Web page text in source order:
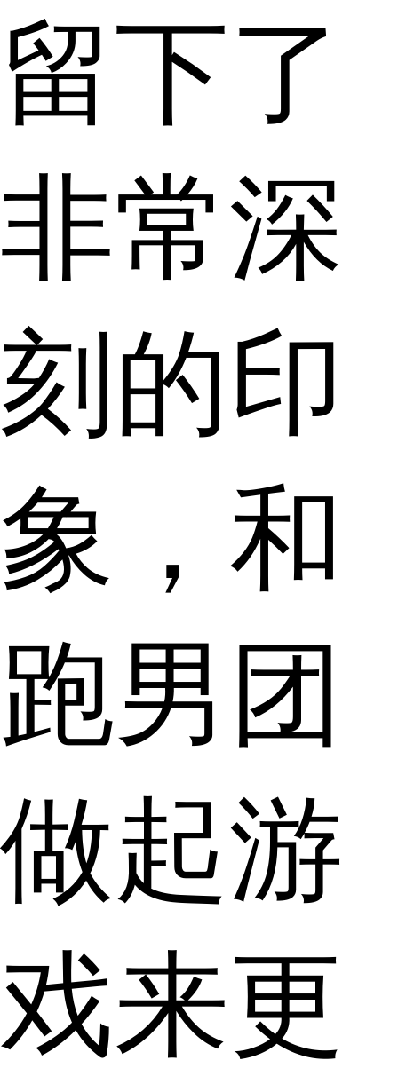
留下了
非常深
刻的印
象，和
跑男团
做起游
戏来更